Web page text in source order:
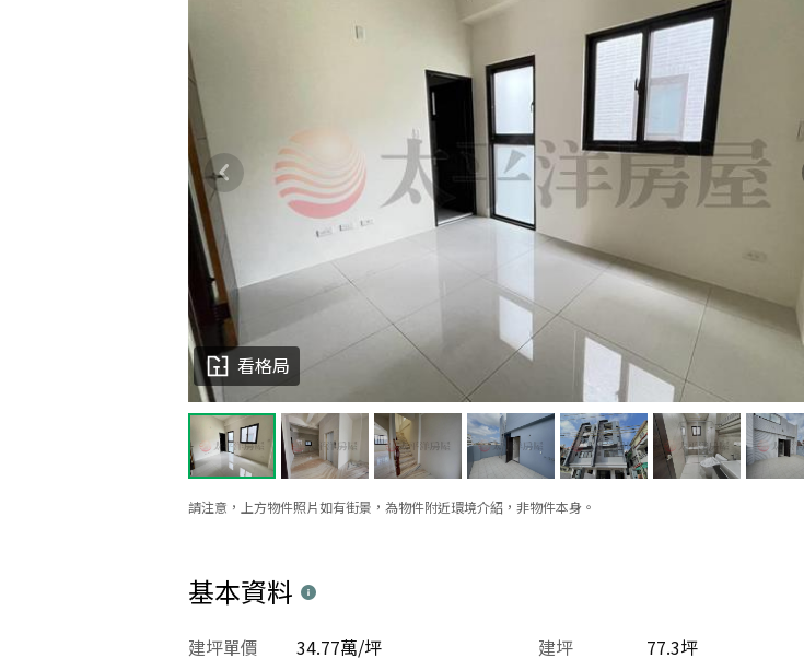
請注意，上方物件照片如有街景，為物件附近環境介紹，非物件本身。
看格局
基本資料
建坪 77.3坪
建坪單價 34.77萬/坪